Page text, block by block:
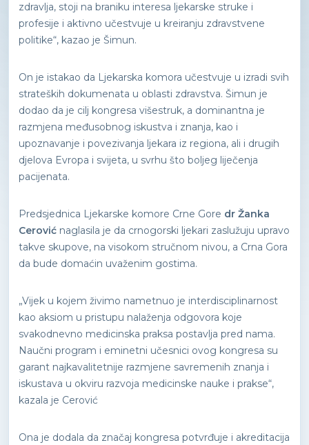
zdravlja, stoji na braniku interesa ljekarske struke i
profesije i aktivno učestvuje u kreiranju zdravstvene
politike“, kazao je Šimun.
On je istakao da Ljekarska komora učestvuje u izradi svih
strateških dokumenata u oblasti zdravstva. Šimun je
dodao da je cilj kongresa višestruk, a dominantna je
razmjena međusobnog iskustva i znanja, kao i
upoznavanje i povezivanja ljekara iz regiona, ali i drugih
djelova Evropa i svijeta, u svrhu što boljeg liječenja
pacijenata.
Predsjednica Ljekarske komore Crne Gore dr Žanka
Cerović naglasila je da crnogorski ljekari zaslužuju upravo
takve skupove, na visokom stručnom nivou, a Crna Gora
da bude domaćin uvaženim gostima.
„Vijek u kojem živimo nametnuo je interdisciplinarnost
kao aksiom u pristupu nalaženja odgovora koje
svakodnevno medicinska praksa postavlja pred nama.
Naučni program i eminetni učesnici ovog kongresa su
garant najkavalitetnije razmjene savremenih znanja i
iskustava u okviru razvoja medicinske nauke i prakse“,
kazala je Cerović
Ona je dodala da značaj kongresa potvrđuje i akreditacija